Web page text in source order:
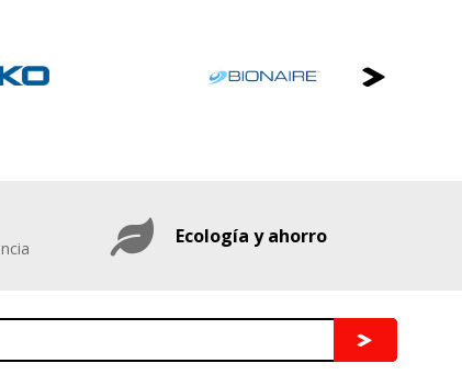
Ecología y ahorro